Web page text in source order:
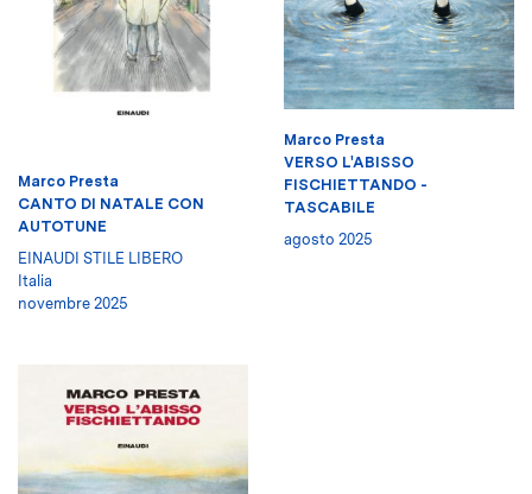
Marco Presta
CANTO DI NATALE CON
AUTOTUNE
EINAUDI STILE LIBERO
Italia
novembre 2025
Marco Presta
VERSO L'ABISSO
FISCHIETTANDO -
TASCABILE
agosto 2025